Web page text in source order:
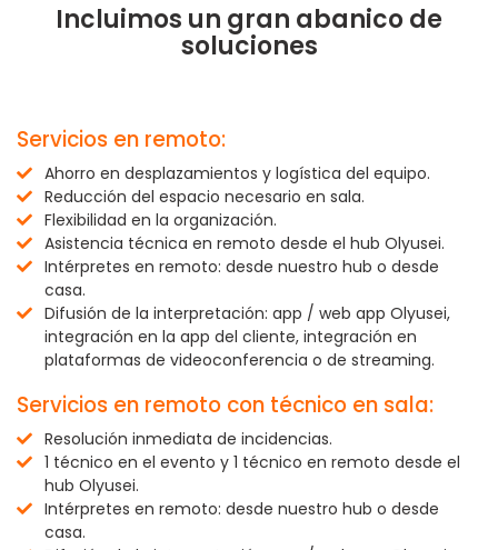
Incluimos un gran abanico de
soluciones
Servicios en remoto:
Ahorro en desplazamientos y logística del equipo.
Reducción del espacio necesario en sala.
Flexibilidad en la organización.
Asistencia técnica en remoto desde el hub Olyusei.
Intérpretes en remoto: desde nuestro hub o desde
casa.
Difusión de la interpretación: app / web app Olyusei,
integración en la app del cliente, integración en
plataformas de videoconferencia o de streaming.
Servicios en remoto con técnico en sala:
Resolución inmediata de incidencias.
1 técnico en el evento y 1 técnico en remoto desde el
hub Olyusei.
Intérpretes en remoto: desde nuestro hub o desde
casa.